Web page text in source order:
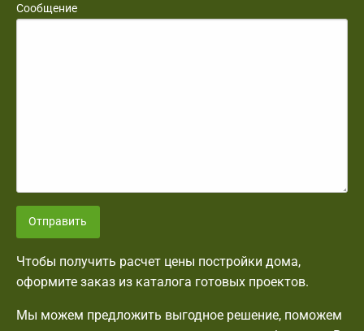
Сообщение
Отправить
Чтобы получить расчет цены постройки дома,
оформите заказ из каталога готовых проектов.
Мы можем предложить выгодное решение, поможем